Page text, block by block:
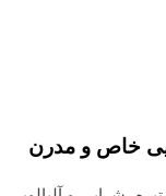
خاص و مدرن